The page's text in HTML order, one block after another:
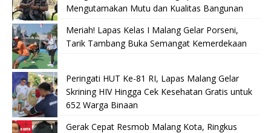
Mengutamakan Mutu dan Kualitas Bangunan
Meriah! Lapas Kelas I Malang Gelar Porseni,
Tarik Tambang Buka Semangat Kemerdekaan
Peringati HUT Ke-81 RI, Lapas Malang Gelar
Skrining HIV Hingga Cek Kesehatan Gratis untuk
652 Warga Binaan
Gerak Cepat Resmob Malang Kota, Ringkus